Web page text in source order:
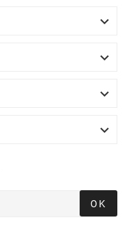




OK